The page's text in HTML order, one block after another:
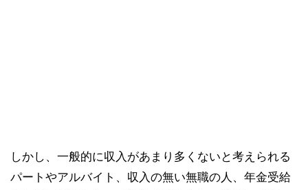
しかし、一般的に収入があまり多くないと考えられる
パートやアルバイト、収入の無い無職の人、年金受給